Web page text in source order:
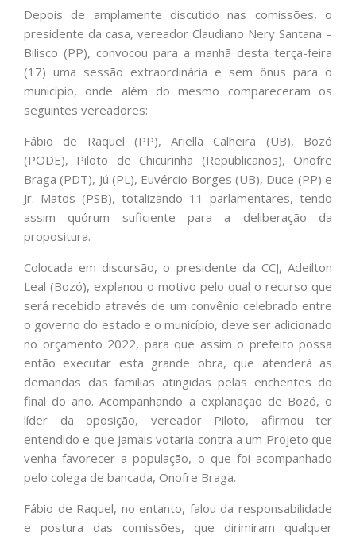
Depois de amplamente discutido nas comissões, o
presidente da casa, vereador Claudiano Nery Santana –
Bilisco (PP), convocou para a manhã desta terça-feira
(17) uma sessão extraordinária e sem ônus para o
município, onde além do mesmo compareceram os
seguintes vereadores:
Fábio de Raquel (PP), Ariella Calheira (UB), Bozó
(PODE), Piloto de Chicurinha (Republicanos), Onofre
Braga (PDT), Jú (PL), Euvércio Borges (UB), Duce (PP) e
Jr. Matos (PSB), totalizando 11 parlamentares, tendo
assim quórum suficiente para a deliberação da
propositura.
Colocada em discursão, o presidente da CCJ, Adeilton
Leal (Bozó), explanou o motivo pelo qual o recurso que
será recebido através de um convênio celebrado entre
o governo do estado e o município, deve ser adicionado
no orçamento 2022, para que assim o prefeito possa
então executar esta grande obra, que atenderá as
demandas das famílias atingidas pelas enchentes do
final do ano. Acompanhando a explanação de Bozó, o
líder da oposição, vereador Piloto, afirmou ter
entendido e que jamais votaria contra a um Projeto que
venha favorecer a população, o que foi acompanhado
pelo colega de bancada, Onofre Braga.
Fábio de Raquel, no entanto, falou da responsabilidade
e postura das comissões, que dirimiram qualquer